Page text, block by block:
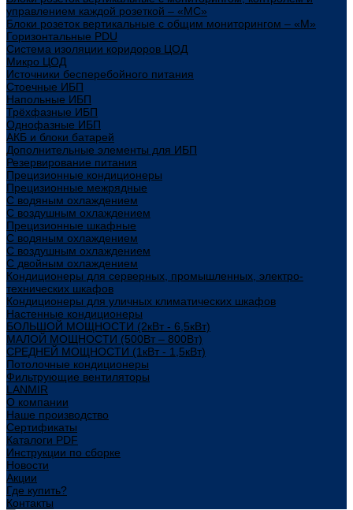
управлением каждой розеткой – «МС»
Блоки розеток вертикальные с общим мониторингом – «М»
Горизонтальные PDU
Система изоляции коридоров ЦОД
Микро ЦОД
Источники бесперебойного питания
Стоечные ИБП
Напольные ИБП
Трёхфазные ИБП
Однофазные ИБП
АКБ и блоки батарей
Дополнительные элементы для ИБП
Резервирование питания
Прецизионные кондиционеры
Прецизионные межрядные
С водяным охлаждением
С воздушным охлаждением
Прецизионные шкафные
С водяным охлаждением
С воздушным охлаждением
С двойным охлаждением
Кондиционеры для серверных, промышленных, электро-
технических шкафов
Кондиционеры для уличных климатических шкафов
Настенные кондиционеры
БОЛЬШОЙ МОЩНОСТИ (2кВт - 6,5кВт)
МАЛОЙ МОЩНОСТИ (500Вт – 800Вт)
СРЕДНЕЙ МОЩНОСТИ (1кВт - 1,5кВт)
Потолочные кондиционеры
Фильтрующие вентиляторы
LANMIR
О компании
Наше производство
Сертификаты
Каталоги PDF
Инструкции по сборке
Новости
Акции
Где купить?
Контакты